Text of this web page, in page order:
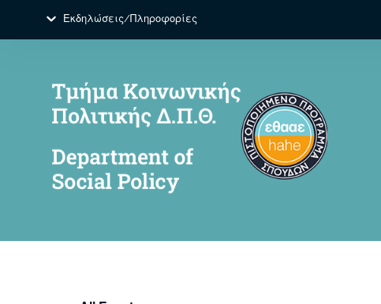
Εκδηλώσεις/Πληροφορίες